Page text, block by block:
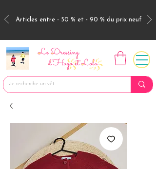
Articles entre - 50 % et - 90 % du prix neuf